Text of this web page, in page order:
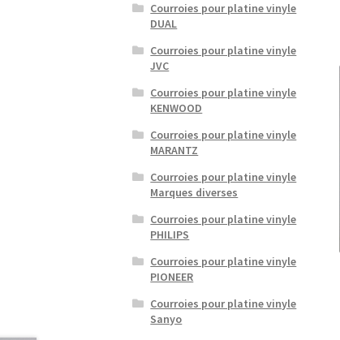
Courroies pour platine vinyle
DUAL
Courroies pour platine vinyle
JVC
Courroies pour platine vinyle
KENWOOD
Courroies pour platine vinyle
MARANTZ
Courroies pour platine vinyle
Marques diverses
Courroies pour platine vinyle
PHILIPS
Courroies pour platine vinyle
PIONEER
Courroies pour platine vinyle
Sanyo